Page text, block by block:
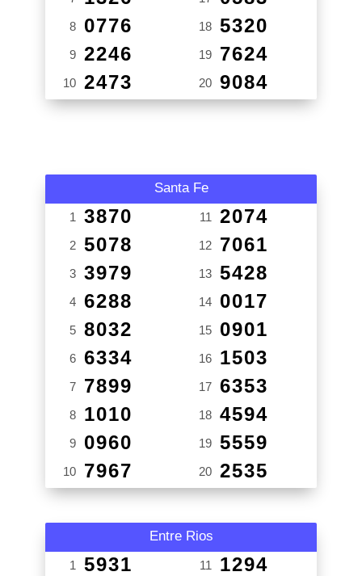
8 0776
9 2246
10 2473
18 5320
19 7624
20 9084
Santa Fe
1 3870
2 5078
3 3979
4 6288
5 8032
6 6334
7 7899
8 1010
9 0960
10 7967
11 2074
12 7061
13 5428
14 0017
15 0901
16 1503
17 6353
18 4594
19 5559
20 2535
Entre Rios
1 5931 11 1294